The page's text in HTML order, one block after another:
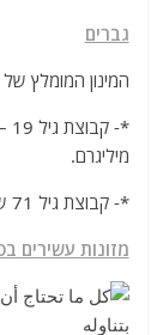
גברים
המינון המומלץ
מיליגרם.
*- קבוצת גיל 71 שנים ומעלה 1200 מיליגרם.
מזונות עשירים